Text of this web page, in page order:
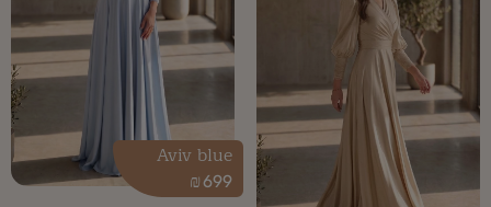
699
₪
Aviv blue